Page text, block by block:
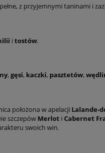
z przyjemnymi taninami i
i tostów.
, gęsi, kaczki, pasztetów,
położona w apelacji Lalande-
szczepów Merlot i Cabernet
swoich win.